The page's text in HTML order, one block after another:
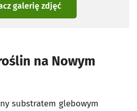
galerię zdjęć
na Nowym
substratem glebowym